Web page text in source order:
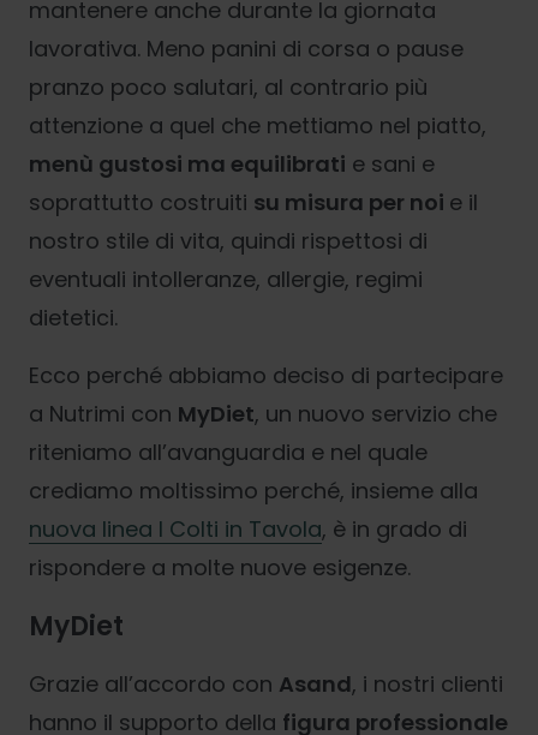
mantenere anche durante la giornata
lavorativa. Meno panini di corsa o pause
pranzo poco salutari, al contrario più
attenzione a quel che mettiamo nel piatto,
menù gustosi ma equilibrati e sani e
soprattutto costruiti su misura per noi e il
nostro stile di vita, quindi rispettosi di
eventuali intolleranze, allergie, regimi
dietetici.
Ecco perché abbiamo deciso di partecipare
a Nutrimi con MyDiet, un nuovo servizio che
riteniamo all’avanguardia e nel quale
crediamo moltissimo perché, insieme alla
nuova linea I Colti in Tavola, è in grado di
rispondere a molte nuove esigenze.
MyDiet
Grazie all’accordo con Asand, i nostri clienti
hanno il supporto della figura professionale